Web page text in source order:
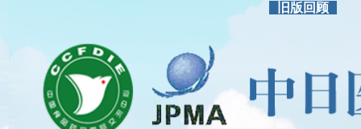
旧版回顾